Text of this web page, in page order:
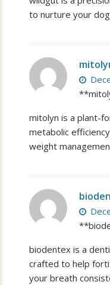
to nurture your
mitolyn is a plant-
metabolic
weight
biodentex is a
crafted to help
your breath